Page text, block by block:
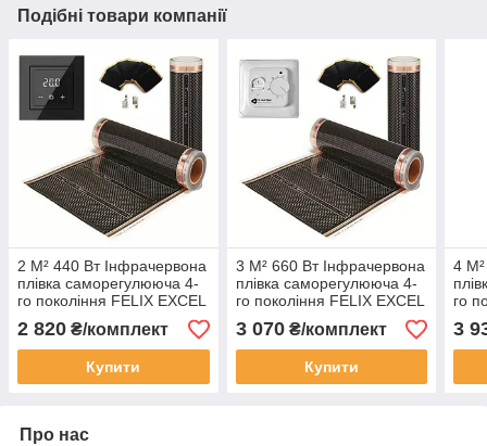
Подібні товари компанії
2 М² 440 Вт Інфрачервона
плівка саморегулююча 4-
го покоління FELIX EXCEL
PLATINUM PTC
2 820 ₴/комплект
Купити
3 М² 660 Вт Інфрачервона
плівка саморегулююча 4-
го покоління FELIX EXCEL
PLATINUM PTC
3 070₴/комплект
Купити
4 М²
го
3
Про нас